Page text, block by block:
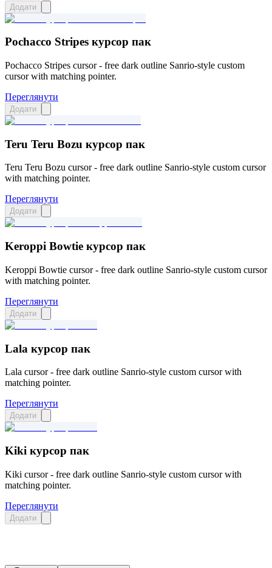
Додати
Pochacco Stripes курсор пак
Pochacco Stripes cursor - free dark outline Sanrio-style custom
cursor with matching pointer.
Переглянути
Додати
Teru Teru Bozu курсор пак
Teru Teru Bozu cursor - free dark outline Sanrio-style custom cursor
with matching pointer.
Переглянути
Додати
Keroppi Bowtie курсор пак
Keroppi Bowtie cursor - free dark outline Sanrio-style custom cursor
with matching pointer.
Переглянути
Додати
Lala курсор пак
Lala cursor - free dark outline Sanrio-style custom cursor with
matching pointer.
Переглянути
Додати
Kiki курсор пак
Kiki cursor - free dark outline Sanrio-style custom cursor with
matching pointer.
Переглянути
Додати